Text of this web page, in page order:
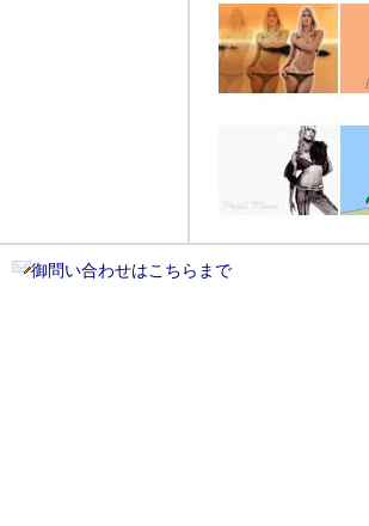
御問い合わせはこちらまで